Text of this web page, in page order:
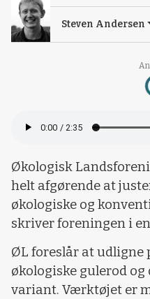
Steven Andersen
Økologisk
helt afgørende at
økologiske og
skriver foreningen i
ØL foreslår at udligne
økologiske gulerod
variant. Værktøjet er